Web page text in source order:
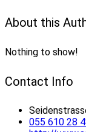
About this
Nothing to show!
Contact Info
055 610 28